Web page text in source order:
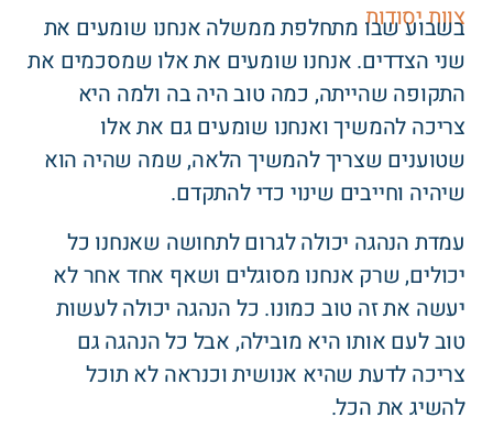
צוות יסודות
בשבוע שבו מתחלפת ממשלה אנחנו שומעים את
שני הצדדים. אנחנו שומעים את אלו שמסכמים את
התקופה שהייתה, כמה טוב היה בה ולמה היא
צריכה להמשיך ואנחנו שומעים גם את אלו
שטוענים שצריך להמשיך הלאה, שמה שהיה הוא
שיהיה וחייבים שינוי כדי להתקדם.
עמדת הנהגה יכולה לגרום לתחושה שאנחנו כל
יכולים, שרק אנחנו מסוגלים ושאף אחד אחר לא
יעשה את זה טוב כמונו. כל הנהגה יכולה לעשות
טוב לעם אותו היא מובילה, אבל כל הנהגה גם
צריכה לדעת שהיא אנושית וכנראה לא תוכל
להשיג את הכל.